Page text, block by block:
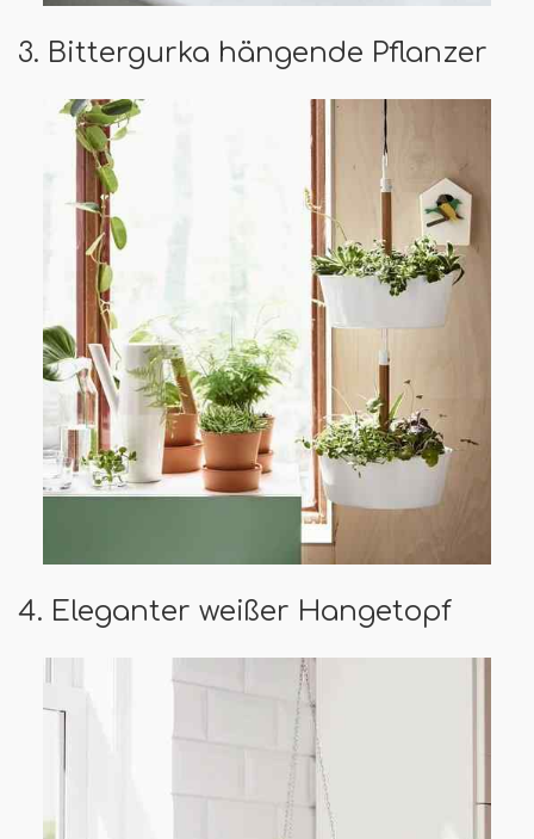
3. Bittergurka hängende Pflanzer
4. Eleganter weißer Hangetopf